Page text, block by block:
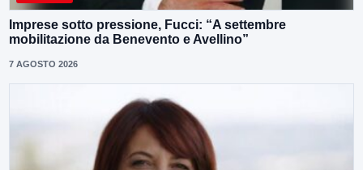
Imprese sotto pressione, Fucci: “A settembre
mobilitazione da Benevento e Avellino”
7 AGOSTO 2026